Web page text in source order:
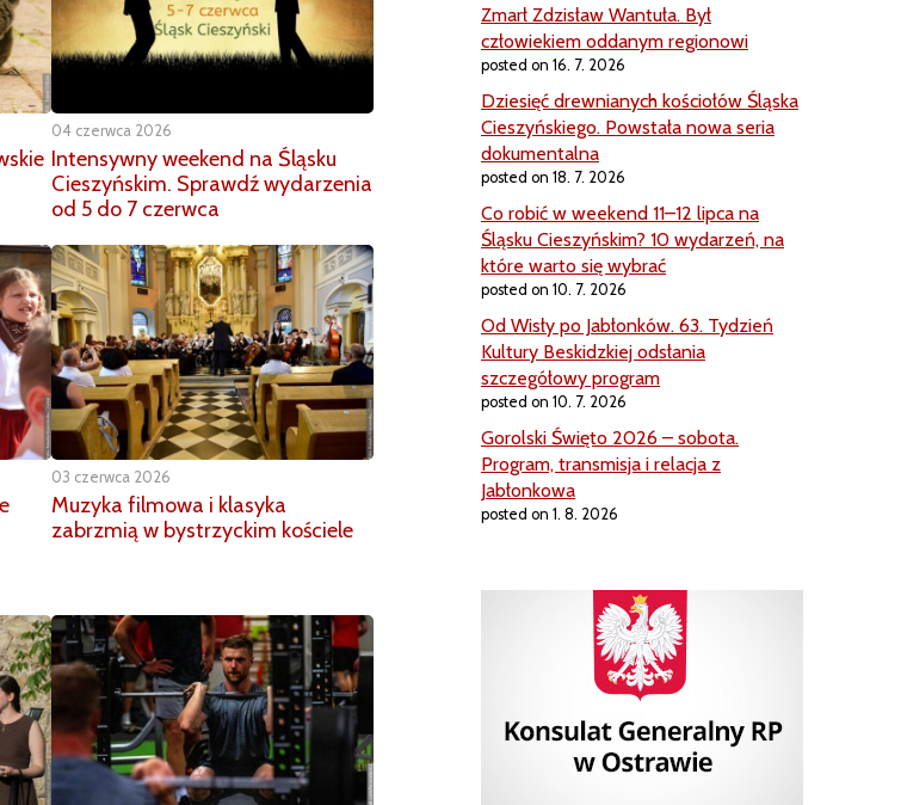
04 czerwca 2026
Intensywny weekend na Śląsku
Cieszyńskim. Sprawdź wydarzenia
od 5 do 7 czerwca
03 czerwca 2026
Muzyka filmowa i klasyka
zabrzmią w bystrzyckim kościele
Zmarł Zdzisław Wantuła. Był
człowiekiem oddanym regionowi
posted on 16. 7. 2026
Dziesięć drewnianych kościołów Śląska
Cieszyńskiego. Powstała nowa seria
dokumentalna
posted on 18. 7. 2026
Co robić w weekend 11–12 lipca na
Śląsku Cieszyńskim? 10 wydarzeń, na
które warto się wybrać
posted on 10. 7. 2026
Od Wisły po Jabłonków. 63. Tydzień
Kultury Beskidzkiej odsłania
szczegółowy program
posted on 10. 7. 2026
Gorolski Święto 2026 – sobota.
Program, transmisja i relacja z
Jabłonkowa
posted on 1. 8. 2026